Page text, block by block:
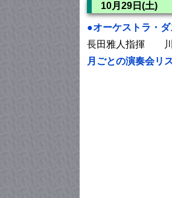
10月29日(土)
●オーケストラ・
長田雅人指揮 川
月ごとの演奏会リ